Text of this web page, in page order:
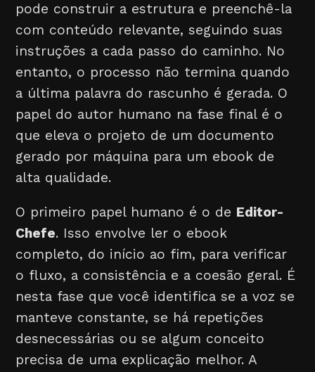
pode construir a estrutura e preenchê-la
com conteúdo relevante, seguindo suas
instruções a cada passo do caminho. No
entanto, o processo não termina quando
a última palavra do rascunho é gerada. O
papel do autor humano na fase final é o
que eleva o projeto de um documento
gerado por máquina para um ebook de
alta qualidade.
O primeiro papel humano é o de Editor-
Chefe. Isso envolve ler o ebook
completo, do início ao fim, para verificar
o fluxo, a consistência e a coesão geral. É
nesta fase que você identifica se a voz se
manteve constante, se há repetições
desnecessárias ou se algum conceito
precisa de uma explicação melhor. A